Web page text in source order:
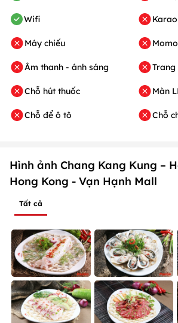
Wifi
Máy chiếu
Âm thanh - ánh sáng
Chỗ hút thuốc
Chỗ để ô tô
Trang
Màn
Chỗ
Hình ảnh Chang Kang Kung –
Hong Kong - Vạn Hạnh Mall
Tất cả